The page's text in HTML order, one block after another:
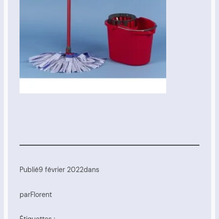
Publié9 février 2022dans
parFlorent